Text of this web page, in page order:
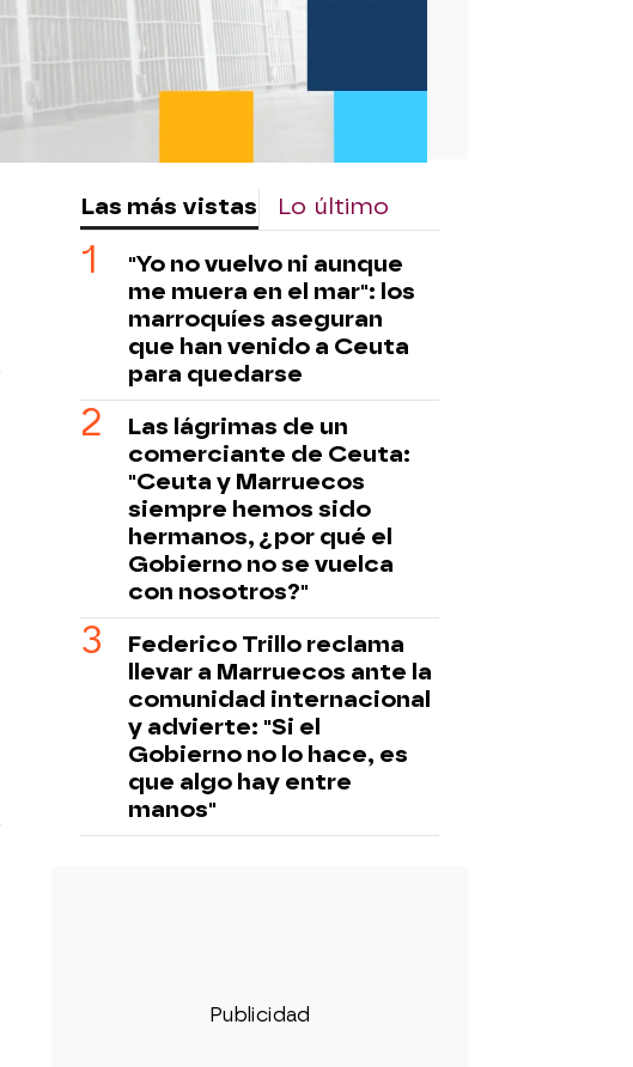
Las más vistas Lo último
"Yo no vuelvo ni aunque
me muera en el mar": los
marroquíes aseguran
que han venido a Ceuta
para quedarse
Las lágrimas de un
comerciante de Ceuta:
"Ceuta y Marruecos
siempre hemos sido
hermanos, ¿por qué el
Gobierno no se vuelca
con nosotros?"
Federico Trillo reclama
llevar a Marruecos ante la
comunidad internacional
y advierte: "Si el
Gobierno no lo hace, es
que algo hay entre
manos"